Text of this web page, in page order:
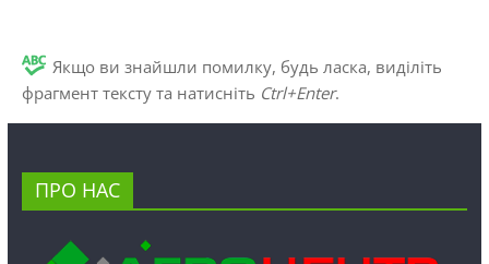
Якщо ви знайшли помилку, будь ласка, виділіть
фрагмент тексту та натисніть Ctrl+Enter.
ПРО НАС